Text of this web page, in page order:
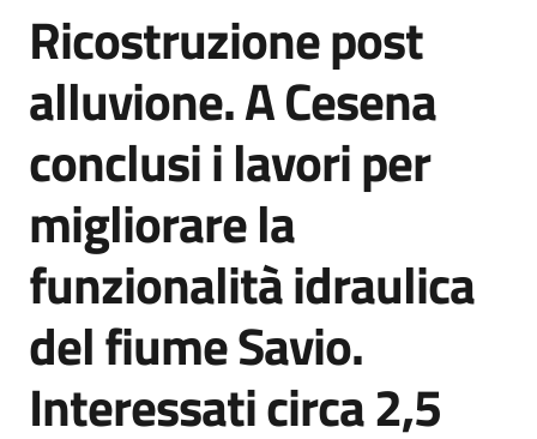
Risorse
Agenzia
di
informazione
e
comunicazione
Seguici
Salta al contenuto
Ricostruzione post
alluvione. A Cesena
conclusi i lavori per
migliorare la
funzionalità idraulica
del fiume Savio.
Interessati circa 2,5